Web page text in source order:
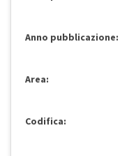
Anno pubblicazione:
Area:
Codifica: